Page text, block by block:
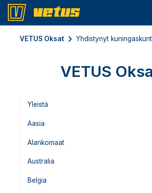
VETUS Oksat Yhdistynyt
VETUS
Yleistä
Aasia
Alankomaat
Australia
Belgia